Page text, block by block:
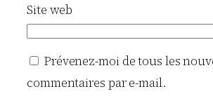
Site web
Prévenez-moi de tous les
commentaires par e-mail.